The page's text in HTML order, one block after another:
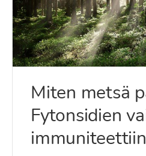
Miten metsä
Fytonsidien
immuniteettiin